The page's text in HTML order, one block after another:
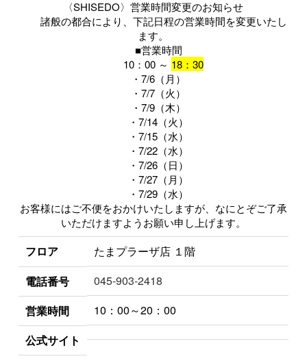
〈SHISEDO〉営業時間変更のお知らせ
諸般の都合により、下記日程の営業時間を変更いたし
ます。
■営業時間
10：00 ～ 18：30
・7/6（月）
・7/7（火）
・7/9（木）
・7/14（火）
・7/15（水）
・7/22（水）
・7/26（日）
・7/27（月）
・7/29（水）
お客様にはご不便をおかけいたしますが、なにとぞご了承
いただけますようお願い申し上げます。
フロア
たまプラーザ店 １階
電話番号
045-903-2418
営業時間
10：00～20：00
公式サイト